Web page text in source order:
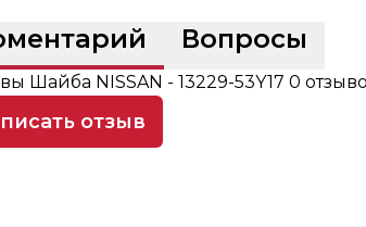
Вопросы
Шайба NISSAN - 13229-53Y17 0
отзыв